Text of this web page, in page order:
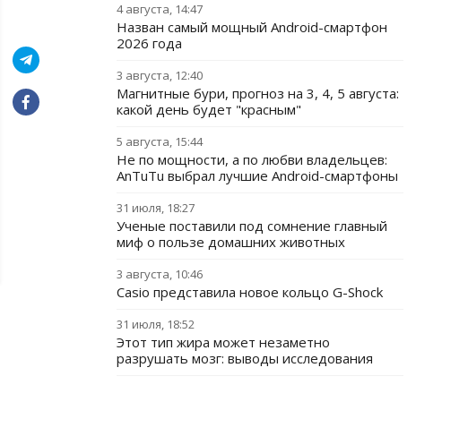
4 августа, 14:47
Назван самый мощный Android-смартфон
2026 года
3 августа, 12:40
Магнитные бури, прогноз на 3, 4, 5 августа:
какой день будет "красным"
5 августа, 15:44
Не по мощности, а по любви владельцев:
AnTuTu выбрал лучшие Android-смартфоны
31 июля, 18:27
Ученые поставили под сомнение главный
миф о пользе домашних животных
3 августа, 10:46
Casio представила новое кольцо G-Shock
31 июля, 18:52
Этот тип жира может незаметно
разрушать мозг: выводы исследования